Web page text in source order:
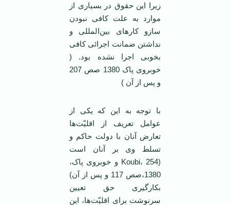
زیرا این حقوق در بسیاری از
موارد به علت کافی نبودن
سازو کارهای بین‌المللی و
نداشتن ضمانت اجرائی کافی
بخوبی اجرا نشده بود. (
خوبروی پاک 1380 صص 207
و پس از آن )
با توجه به این که یکی از
عوامل تعریف از اقلیّت‌ها
تعارض آنان با دولت حاکم و
تسلط وی بر آنان است
(Koubi، 254 و خوبروی پاک،
1380،صص 117 و پس از آن)
بکارگیری حق تعیین
سرنوشت برای اقلیّت‌ها، این